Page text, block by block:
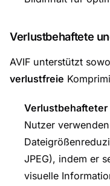
Verlustbehaftete
AVIF unterstützt
verlustfreie
Verlustbehafteter
Nutzer
JPEG), indem er
visuelle